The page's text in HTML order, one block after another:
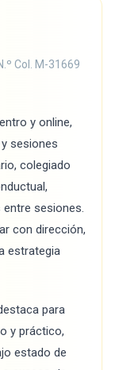
Col. M-31669
y online,
sesiones
colegiado
sesiones.
con dirección,
estrategia
para
y práctico,
estado de